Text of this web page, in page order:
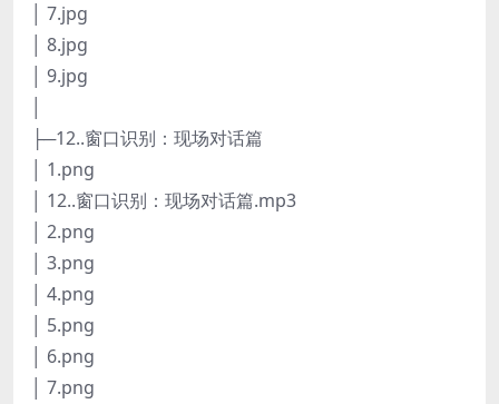
│ 7.jpg
│ 8.jpg
│ 9.jpg
├─12..窗口识别：现场对话篇
│ 1.png
│ 12..窗口识别：现场对话篇.mp3
│ 2.png
│ 3.png
│ 4.png
│ 5.png
│ 6.png
│ 7.png